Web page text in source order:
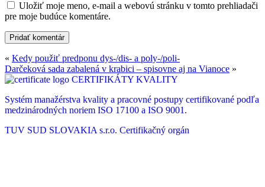
Uložiť moje meno, e-mail a webovú stránku v tomto prehliadači
pre moje budúce komentáre.
« Kedy použiť predponu dys-/dis- a poly-/poli-
Darčeková sada zabalená v krabici – spisovne aj na Vianoce »
CERTIFIKÁTY KVALITY
Systém manažérstva kvality a pracovné postupy certifikované podľa
medzinárodných noriem ISO 17100 a ISO 9001.
TUV SUD SLOVAKIA s.r.o. Certifikačný orgán